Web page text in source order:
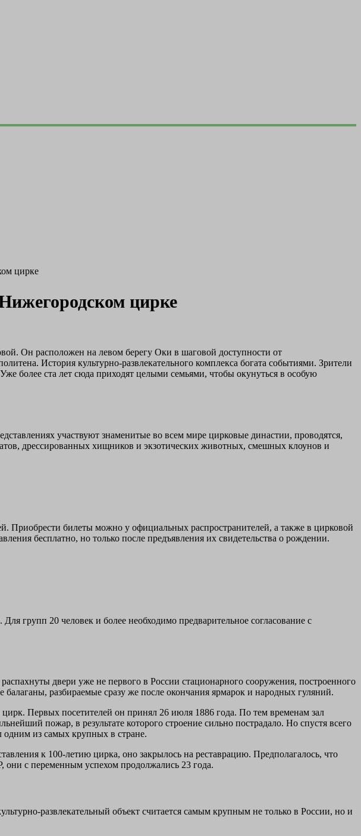
цирке
цирке
Он расположен на левом берегу Оки в шаговой доступности от
История культурно-развлекательного комплекса богата событиями. Зрители
более ста лет сюда приходят целыми семьями, чтобы окунуться в особую
участвуют знаменитые во всем мире цирковые династии, проводятся,
дрессированных хищников и экзотических животных, смешных клоунов и
Приобрести билеты можно у официальных распространителей, а также в цирковой
бесплатно, но только после предъявления их свидетельства о рождении.
групп 20 человек и более необходимо предварительное согласование с
двери уже не первого в России стационарного сооружения, построенного
разбираемые сразу же после окончания ярмарок и народных гуляний.
Первых посетителей он принял 26 июля 1886 года. По тем временам зал
пожар, в результате которого строение сильно пострадало. Но спустя всего
одним из самых крупных в стране.
к 100-летию цирка, оно закрылось на реставрацию. Предполагалось, что
они с переменным успехом продолжались 23 года.
развлекательный объект считается самым крупным не только в России, но и